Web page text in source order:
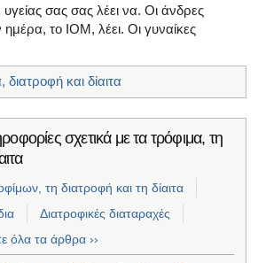
σας σας λέει να. Οι άνδρες
ημέρα, το ΙΟΜ, λέει. Οι γυναίκες
και δίαιτα
σχετικά με τα τρόφιμα, τη
τη διατροφή και τη δίαιτα
Διατροφικές διαταραχές
όλα τα άρθρα ››